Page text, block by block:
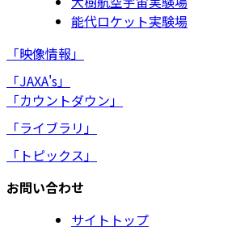
能代ロケット実験場
「映像情報」
「JAXA's」
「カウントダウン」
「ライブラリ」
「トピックス」
お問い合わせ
サイトトップ